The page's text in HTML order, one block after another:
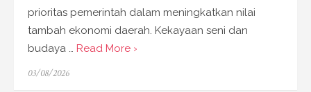
prioritas pemerintah dalam meningkatkan nilai
tambah ekonomi daerah. Kekayaan seni dan
budaya … Read More ›
Posted
03/08/2026